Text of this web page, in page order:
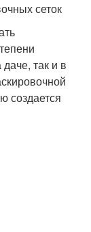
сеток
так и в
создается